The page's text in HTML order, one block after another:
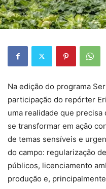
Na edição do programa
participação do repórter
uma realidade que
se transformar em ação
de temas sensíveis e
do campo: regularização
públicos, licenciamento
produção e,